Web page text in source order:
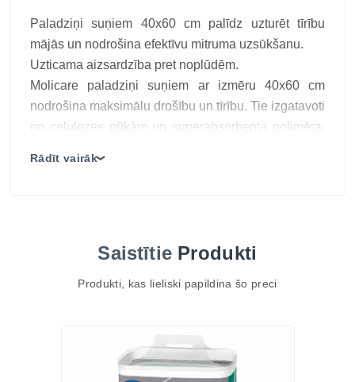
Paladziņi suņiem 40x60 cm palīdz uzturēt tīrību
mājās un nodrošina efektīvu mitruma uzsūkšanu.
Uzticama aizsardzība pret noplūdēm.
Molicare paladziņi suņiem ar izmēru 40x60 cm
nodrošina maksimālu drošību un tīrību. Tie izgatavoti
no celulozes pūkām un superabsorbenta polimēra,
Ļoti absorbējoši – 5 pilienu spēks drošai
Daudzfunkcionāli – piemēroti kucēniem, senioriem
Galvenās īpašības
Izmērs: 40x60 cm
Rādīt vairāk❯
Saistītie Produkti
Produkti, kas lieliski papildina šo preci